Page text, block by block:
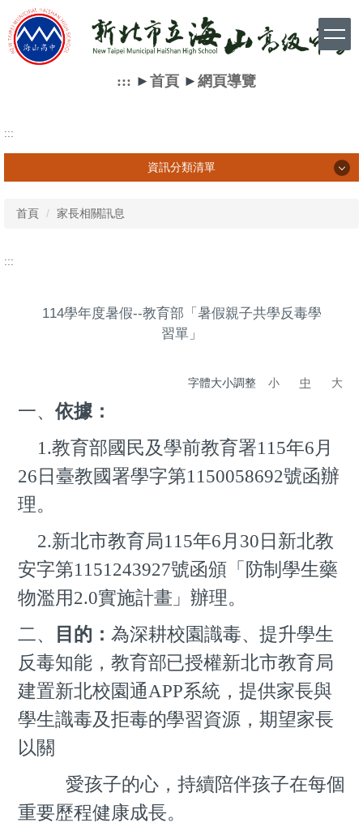
到
主
::: ► 首頁► 網頁導覽
:::
資訊分類清單
首頁 家長相關訊息
:::
114學年度暑假--教育部「暑假親子共學反毒學
習單」
字體大小調整 小 中 大
一、 依據：
1.教育部國民及學前教育署115年6月
26日臺教國署學字第1150058692號函辦
理。
2.新北市教育局115年6月30日新北教
安字第1151243927號函頒「 防制學生藥
物濫用2.0實施計畫」辦理。
二、
目的： 為深耕校園識毒、提升學生
反毒知能，教育部已授權新北市教育局
建置新北校園通 APP系統，提供家長與
學生識毒及拒毒的學習資源，期望家長
以關
愛孩子的心，持續陪伴孩子在每個
重要歷程健康成長。